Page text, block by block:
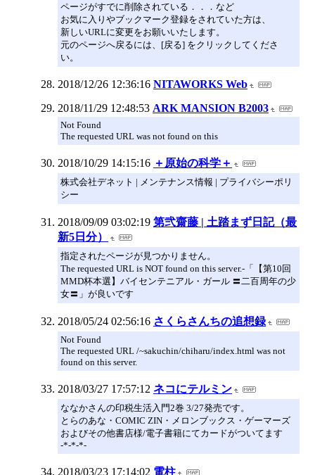
ページがすでに削除されている．．．など
お気に入りやブックマーク登録をされていた方は、
新しいURLに変更をお願いいたします。
元のページへ戻るには、[戻る] をクリックしてくださ
い。
2018/12/26 12:36:16 NITAWORKS Web
2018/11/29 12:48:53 ARK MANSION B2003
Not Found
The requested URL was not found on this
2018/10/29 14:15:16 ＋原始の科学＋
株式会社デネット | メンテナンス情報 | プライバシーポリ
シー
2018/09/09 03:02:19 第弐齋藤 | 土踏まず日記（最
新5日分）
指定されたページが見つかりません。
The requested URL is NOT found on this server.-「【第10回
MMD杯本選】バイセンテニアル・ガール 〓二百周年の少
女〓」が良いです
2018/05/24 02:56:16 さくらさんちの追想録
Not Found
The requested URL /~sakuchin/chiharu/index.html was not
found on this server.
2018/03/27 17:57:12 ネコにテルミン
ななかさんの印税生活入門2巻 3/27発売です。
とらのあな・COMIC ZIN・メロンブックス・ゲーマーズ
およびその他書店様/電子書籍にてカードがついてます
-*-*-*-
2018/03/23 17:14:02 電柱